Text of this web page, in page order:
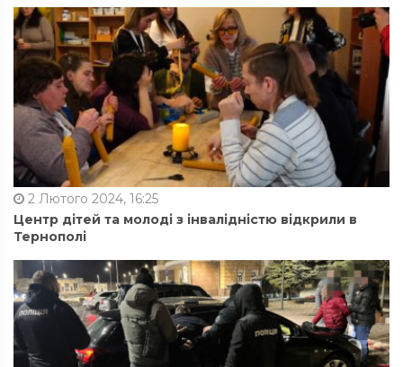
2 Лютого 2024, 16:25
Центр дітей та молоді з інвалідністю відкрили в
Тернополі